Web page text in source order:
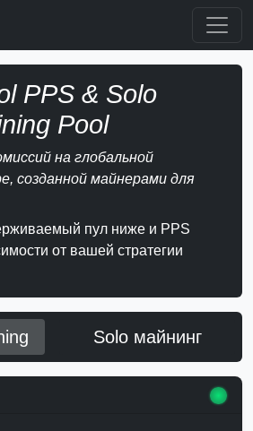
PPS & Solo
Pool
на глобальной
созданной майнерами для
пул ниже и PPS
от вашей стратегии
Solo майнинг